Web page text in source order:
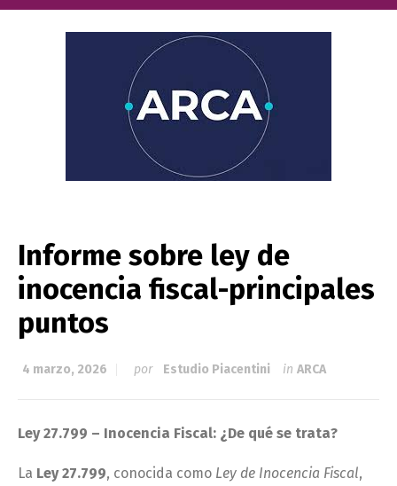
Informe sobre ley de
inocencia fiscal-principales
puntos
4 marzo, 2026 por Estudio Piacentini in ARCA
Ley 27.799 – Inocencia Fiscal: ¿De qué se trata?
La Ley 27.799, conocida como Ley de Inocencia Fiscal,